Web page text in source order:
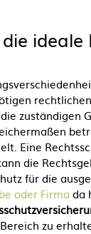
zuständigen
Eine
die
für die
oder Firma da
zu